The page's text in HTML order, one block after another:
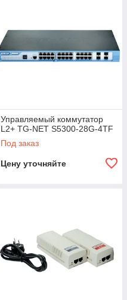
Управляемый коммутатор
L2+ TG-NET S5300-28G-4TF
Под заказ
Цену уточняйте